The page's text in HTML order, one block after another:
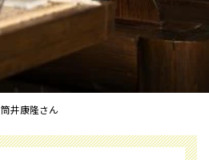
筒井康隆さん